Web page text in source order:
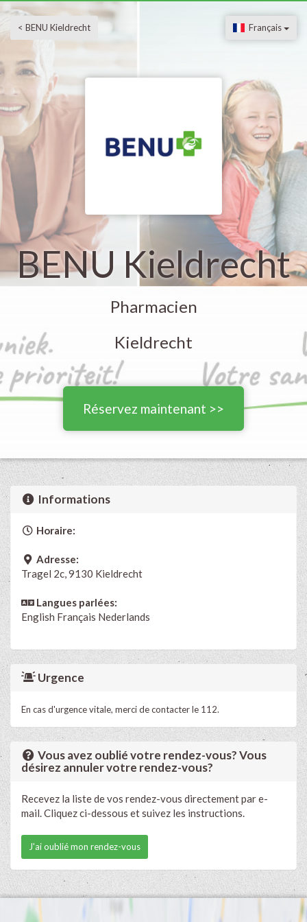
< BENU Kieldrecht Français
BENU Kieldrecht
Pharmacien
Kieldrecht
Réservez maintenant >>
Informations
Horaire:
Adresse:
Tragel 2c, 9130 Kieldrecht
Langues parlées:
English Français Nederlands
Urgence
En cas d'urgence vitale, merci de contacter le 112.
Vous avez oublié votre rendez-vous? Vous
désirez annuler votre rendez-vous?
Recevez la liste de vos rendez-vous directement par e-
mail. Cliquez ci-dessous et suivez les instructions.
J'ai oublié mon rendez-vous